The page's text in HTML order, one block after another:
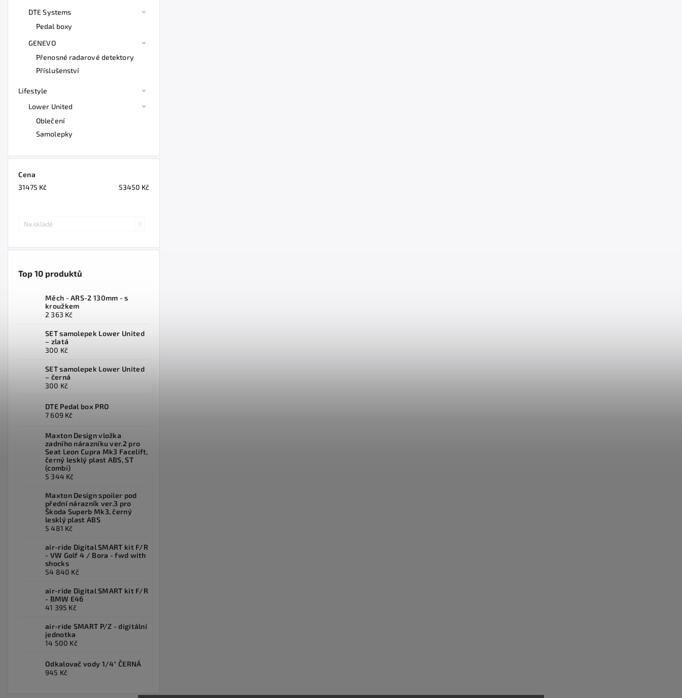
DTE Systems
Pedal boxy
GENEVO
Přenosné radarové detektory
Příslušenství
Lifestyle
Lower United
Oblečení
Samolepky
Cena
31475 Kč 53450 Kč
Na skladě 0
Top 10 produktů
Měch - ARS-2 130mm - s
kroužkem
2 363 Kč
SET samolepek Lower United
– zlatá
300 Kč
SET samolepek Lower United
– černá
300 Kč
DTE Pedal box PRO
7 609 Kč
Maxton Design vložka
zadního nárazníku ver.2 pro
Seat Leon Cupra Mk3 Facelift,
černý lesklý plast ABS, ST
(combi)
5 344 Kč
Maxton Design spoiler pod
přední nárazník ver.3 pro
Škoda Superb Mk3, černý
lesklý plast ABS
5 481 Kč
air-ride Digital SMART kit F/R
- VW Golf 4 / Bora - fwd with
shocks
54 840 Kč
air-ride Digital SMART kit F/R
- BMW E46
41 395 Kč
air-ride SMART P/Z - digitální
jednotka
14 500 Kč
Odkalovač vody 1/4" ČERNÁ
945 Kč